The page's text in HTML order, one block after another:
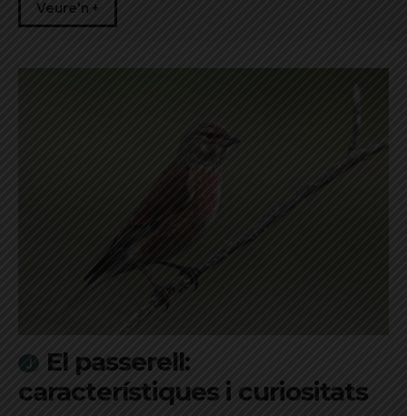
Veure'n +
El passerell:
característiques i curiositats